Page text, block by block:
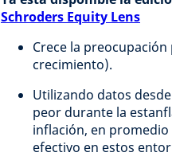
Schroders Equity Lens
Crece la
crecimiento).
Utilizando datos
peor durante la
inflación, en promedio
efectivo en estos